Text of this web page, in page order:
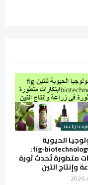
زراعية
الحيوية
للتينfig-biotechnology:
متطورة تُحدث ثورة
وإنتاج التين